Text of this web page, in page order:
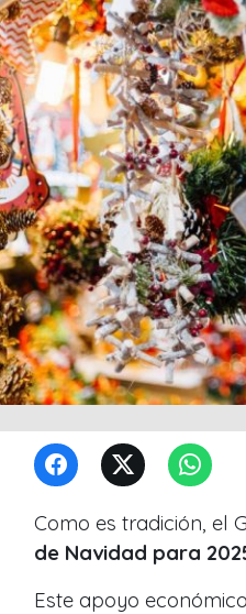
Como es tradición, el
de Navidad para
Este apoyo